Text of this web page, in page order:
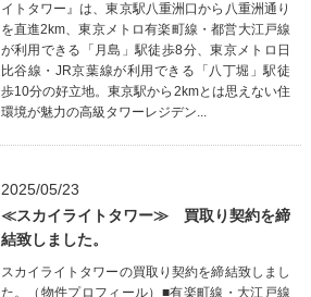
イトタワー』は、東京駅八重洲口から八重洲通り
を直進2km、東京メトロ有楽町線・都営大江戸線
が利用できる「月島」駅徒歩8分、東京メトロ日
比谷線・JR京葉線が利用できる「八丁堀」駅徒
歩10分の好立地。東京駅から2kmとは思えない住
環境が魅力の高級タワーレジデン...
2025/05/23
≪スカイライトタワー≫ 買取り契約を締
結致しました。
スカイライトタワーの買取り契約を締結致しまし
た。（物件プロフィール）■有楽町線・大江戸線